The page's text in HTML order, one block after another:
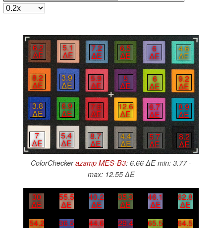
6.2
∆E
5.1
∆E
7.2
∆E
6.5
∆E
6
∆E
4.6
∆E
8.2
∆E
3.9
∆E
5.9
∆E
5
∆E
6
∆E
9.2
∆E
3.8
∆E
6.9
∆E
7.6
∆E
12.6
∆E
6.7
∆E
8.9
∆E
7
∆E
5.4
∆E
8.7
∆E
4.4
∆E
5.7
∆E
8.2
∆E
ColorCheckerazamp MES-B3: 6.66 ∆E min: 3.77 -
max: 12.55 ∆E
30
∆E
55.5
∆E
40.2
∆E
35.3
∆E
46.1
∆E
62.8
∆E
54.2
36.5 44.6 29.4 65.5 64.5